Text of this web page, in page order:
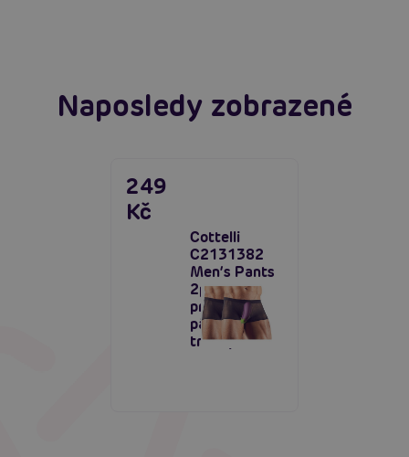
Naposledy zobrazené
Cottelli
C2131382
Men’s Pants
2pcs,
průhledné
pánské
trenky
249
Kč